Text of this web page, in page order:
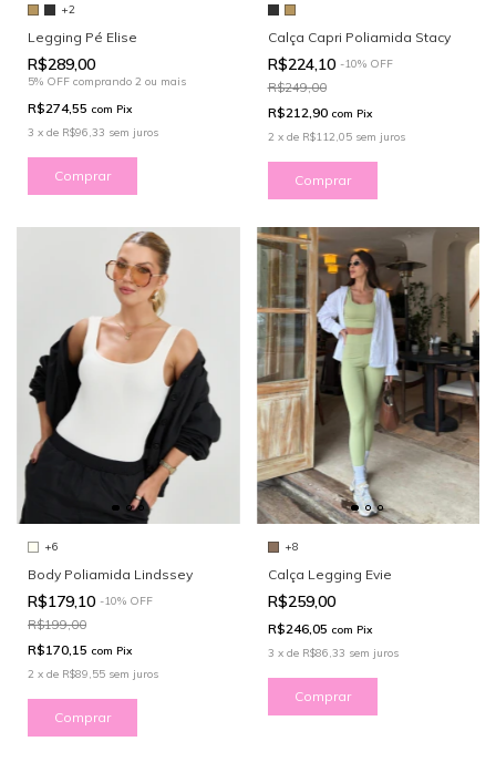
+2
Legging Pé Elise
R$289,00
5% OFF comprando 2 ou mais
R$274,55 com Pix
3 x de R$96,33 sem juros
Comprar
Calça Capri Poliamida Stacy
R$224,10 -10% OFF
R$249,00
R$212,90 com Pix
2 x de R$112,05 sem juros
Comprar
+6
Body Poliamida Lindssey
R$179,10 -10% OFF
R$199,00
R$170,15 com Pix
2 x de R$89,55 sem juros
Comprar
+8
Calça Legging Evie
R$259,00
R$246,05 com Pix
3 x de R$86,33 sem juros
Comprar